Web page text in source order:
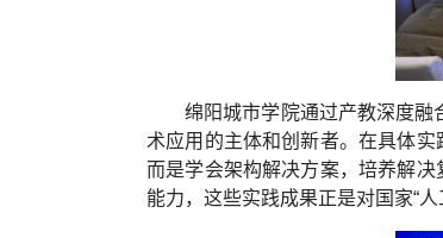
绵阳城市学院通过产教深度融
术应用的主体和创新者。在具体
而是学会架构解决方案，培养解
能力，这些实践成果正是对国家“人